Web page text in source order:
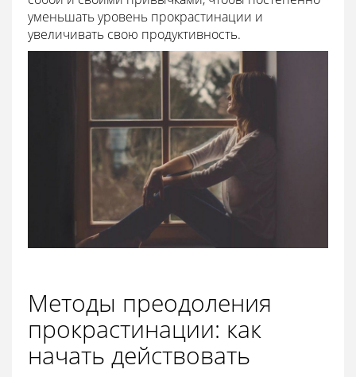
уменьшать уровень прокрастинации и
увеличивать свою продуктивность.
Методы преодоления
прокрастинации: как
начать действовать